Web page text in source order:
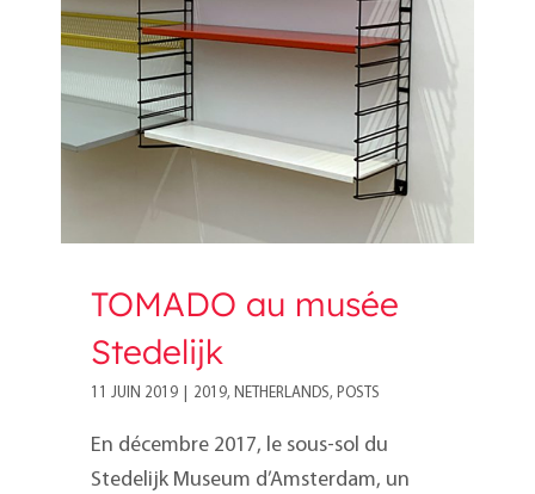
TOMADO au musée
Stedelijk
TOMADO au musée
Stedelijk
11 JUIN 2019 2019, NETHERLANDS, POSTS
En décembre 2017, le sous-sol du
Stedelijk Museum d’Amsterdam, un